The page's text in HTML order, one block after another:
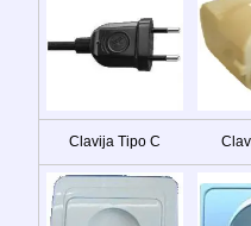
Clavija Tipo C